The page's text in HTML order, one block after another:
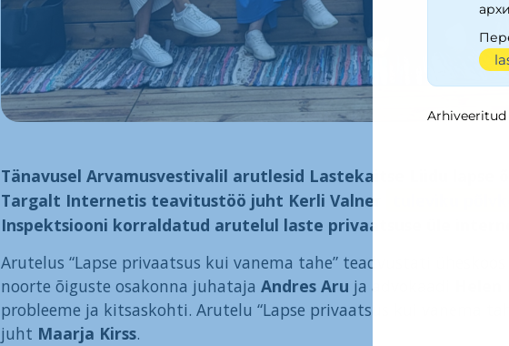
Tänavusel Arvamusvestivalil arutlesid Lastekaitse Liidu lapse
Targalt Internetis teavitustöö juht Kerli Valner
Inspektsiooni korraldatud arutelul laste privaatsuse üle
Arutelus “Lapse privaatsus kui vanema tahe” teadvustati üheskoos
noorte õiguste osakonna juhataja Andres Aru ja advokaadi
probleeme ja kitsaskohti. Arutelu “Lapse privaatsus kui vanema
juht Maarja Kirss.
Arhiveeritud